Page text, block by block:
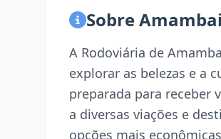
Sobre Amambai
A Rodoviária de
explorar as belezas e a
preparada para receber
a diversas viações e
opções mais